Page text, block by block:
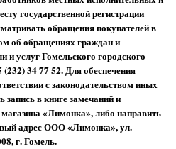
государственной регистрации
обращения покупателей в
об обращениях граждан и
и услуг Гомельского городского
(232) 34 77 52.Для обеспечения
с законодательством иных
в книге замечаний и
«Лимонка», либо направить
адрес ООО «Лимонка», ул.
г. Гомель.